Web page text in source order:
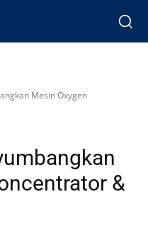
Mesin Oxygen
&